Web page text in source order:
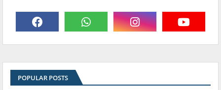
POPULAR POSTS